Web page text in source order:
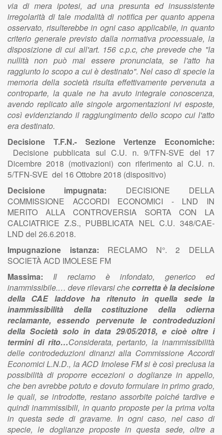
via di mera ipotesi, ad una presunta ed insussistente
irregolarità di tale modalità di notifica per quanto appena
osservato, risulterebbe in ogni caso applicabile, in quanto
criterio generale previsto dalla normativa processuale, la
disposizione di cui all'art. 156 c.p.c, che prevede che "la
nullità non può mai essere pronunciata, se l'atto ha
raggiunto lo scopo a cui è destinato". Nel caso di specie la
memoria della società risulta effettivamente pervenuta a
controparte, la quale ne ha avuto integrale conoscenza,
avendo replicato alle singole argomentazioni ivi esposte,
così evidenziando il raggiungimento dello scopo cui l'atto
era destinato.
Decisione T.F.N.- Sezione Vertenze Economiche:
Decisione pubblicata sul C.U. n. 9/TFN-SVE del 17
Dicembre 2018 (motivazioni) con riferimento al C.U. n.
5/TFN-SVE del 16 Ottobre 2018 (dispositivo)
Decisione impugnata: DECISIONE DELLA
COMMISSIONE ACCORDI ECONOMICI - LND IN
MERITO ALLA CONTROVERSIA SORTA CON LA
CALCIATRICE Z.S., PUBBLICATA NEL C.U. 348/CAE-
LND del 26.6.2018.
Impugnazione istanza: RECLAMO N°. 2 DELLA
SOCIETÀ ACD IMOLESE FM
Massima: Il reclamo è infondato, generico ed
inammissibile.… deve rilevarsi checorretta è la decisione
della CAE laddove ha ritenuto in quella sede la
inammissibilità della costituzione della odierna
reclamante, essendo pervenute le controdeduzioni
della Società solo in data 29/05/2018, e cioè oltre i
termini di rito…Considerata, pertanto, la inammissibilità
delle controdeduzioni dinanzi alla Commissione Accordi
Economici L.N.D., la ACD Imolese FM si è così preclusa la
possibilità di proporre eccezioni o doglianze in appello,
che ben avrebbe potuto e dovuto formulare in primo grado,
le quali, se introdotte, restano assorbite poiché tardive e
quindi inammissibili, in quanto proposte per la prima volta
in questa sede di gravame. In ogni caso, nel caso di
specie, le doglianze proposte in questa sede, oltre a